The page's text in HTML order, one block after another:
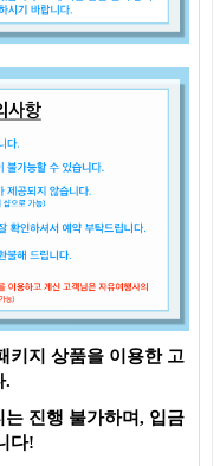
키지 상품을 이용한 고
.
진행 불가하며, 입금
다!